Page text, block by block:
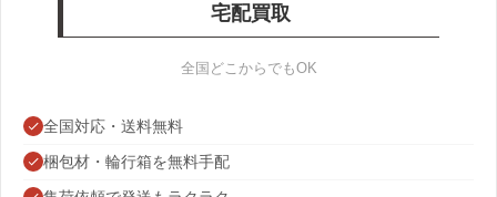
宅配買取
全国どこからでもOK
全国対応・送料無料
梱包材・輪行箱を無料手配